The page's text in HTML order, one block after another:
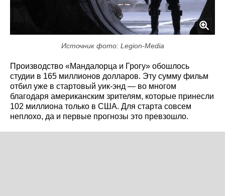
Источник фото: Legion-Media
Производство «Мандалорца и Грогу» обошлось
студии в 165 миллионов долларов. Эту сумму фильм
отбил уже в стартовый уик-энд — во многом
благодаря американским зрителям, которые принесли
102 миллиона только в США. Для старта совсем
неплохо, да и первые прогнозы это превзошло.